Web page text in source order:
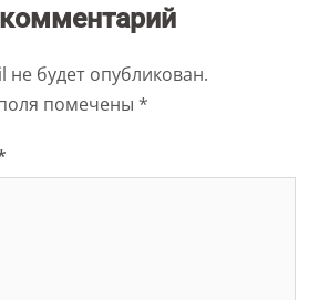
не будет опубликован.
помечены *